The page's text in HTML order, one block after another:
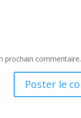
prochain commentaire.